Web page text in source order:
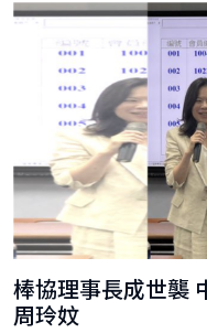
棒協理事長成世襲
周玲妏